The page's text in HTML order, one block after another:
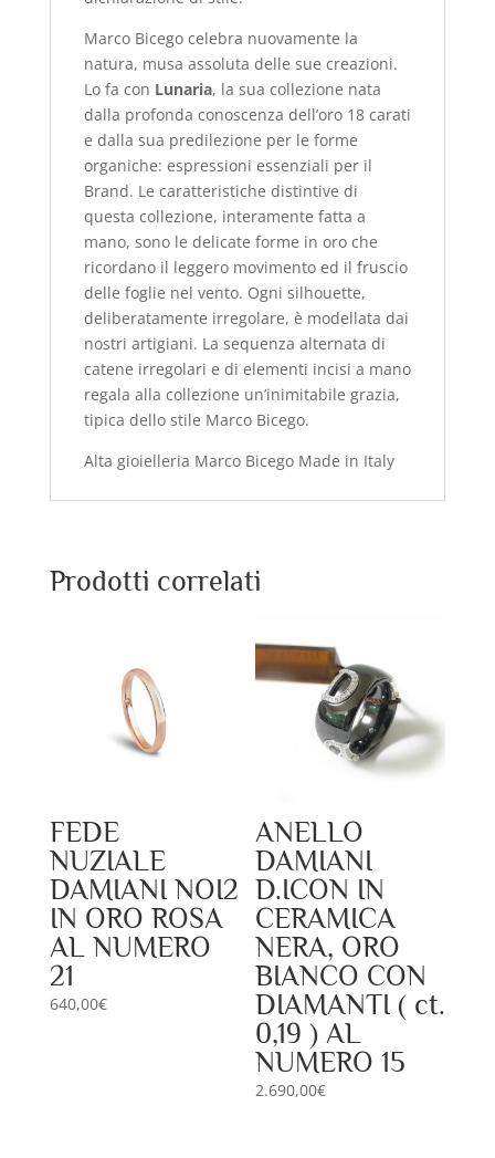
Marco Bicego celebra nuovamente la
natura, musa assoluta delle sue creazioni.
Lo fa con Lunaria, la sua collezione nata
dalla profonda conoscenza dell’oro 18 carati
e dalla sua predilezione per le forme
organiche: espressioni essenziali per il
Brand. Le caratteristiche distintive di
questa collezione, interamente fatta a
mano, sono le delicate forme in oro che
ricordano il leggero movimento ed il fruscio
delle foglie nel vento. Ogni silhouette,
deliberatamente irregolare, è modellata dai
nostri artigiani. La sequenza alternata di
catene irregolari e di elementi incisi a mano
regala alla collezione un’inimitabile grazia,
tipica dello stile Marco Bicego.
Alta gioielleria Marco Bicego Made in Italy
Prodotti correlati
FEDE
NUZIALE
DAMIANI NOI2
IN ORO ROSA
AL NUMERO
21
640,00€
ANELLO
DAMIANI
D.ICON IN
CERAMICA
NERA, ORO
BIANCO CON
DIAMANTI ( ct.
0,19 ) AL
NUMERO 15
2.690,00€